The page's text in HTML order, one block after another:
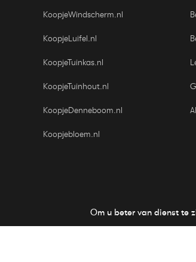
Om u beter van dienst te
KoopjeWindscherm.nl
KoopjeLuifel.nl
KoopjeTuinkas.nl
KoopjeTuinhout.nl
KoopjeDenneboom.nl
Koopjebloem.nl